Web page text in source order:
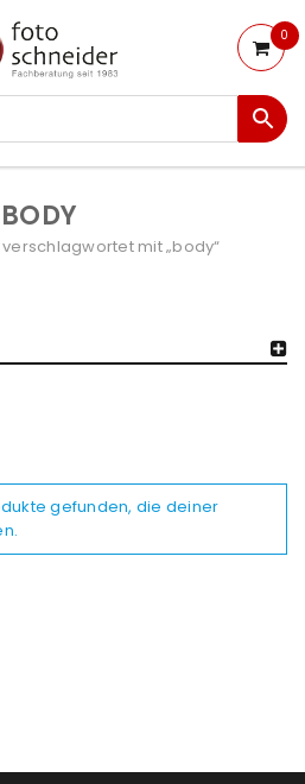
0
BODY
mit „body“
gefunden, die deiner